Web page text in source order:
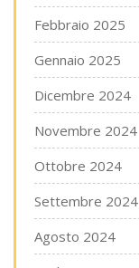
Febbraio 2025
Gennaio 2025
Dicembre 2024
Novembre 2024
Ottobre 2024
Settembre 2024
Agosto 2024